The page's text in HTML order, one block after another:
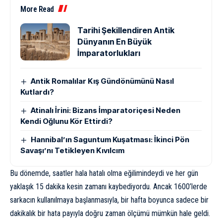
More Read
Tarihi Şekillendiren Antik
Dünyanın En Büyük
İmparatorlukları
Antik Romalılar Kış Gündönümünü Nasıl
Kutlardı?
Atinalı İrini: Bizans İmparatoriçesi Neden
Kendi Oğlunu Kör Ettirdi?
Hannibal’ın Saguntum Kuşatması: İkinci Pön
Savaşı’nı Tetikleyen Kıvılcım
Bu dönemde, saatler hala hatalı olma eğilimindeydi ve her gün
yaklaşık 15 dakika kesin zamanı kaybediyordu. Ancak 1600’lerde
sarkacın kullanılmaya başlanmasıyla, bir hafta boyunca sadece bir
dakikalık bir hata payıyla doğru zaman ölçümü mümkün hale geldi.